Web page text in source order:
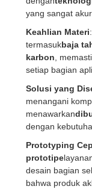
yang sangat
Keahlian Materi
termasukbaja
karbon ,
setiap bagian
Solusi yang
menangani
menawarkan
dengan
Prototyping
prototipe
desain bagian
bahwa produk